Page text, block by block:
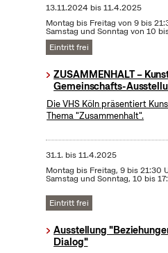
13.11.2024 bis11.4.2025
Montag bis Freitag von 9 bis
Samstag und Sonntag von 10
Eintritt frei
ZUSAMMENHALT –
Gemeinschafts-
Die VHS Köln präsentiert
Thema "Zusammenhalt".
31.1. bis11.4.2025
Montag bis Freitag, 9 bis 21:30
Samstag und Sonntag, 10 bis
Eintritt frei
Ausstellung
Dialog"